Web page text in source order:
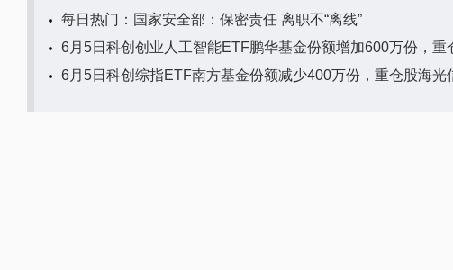
每日热门：国家安全部：保密责任 离职不“离线”
6月5日科创创业人工智能ETF鹏华基金份额增加600万份，重
6月5日科创综指ETF南方基金份额减少400万份，重仓股海光